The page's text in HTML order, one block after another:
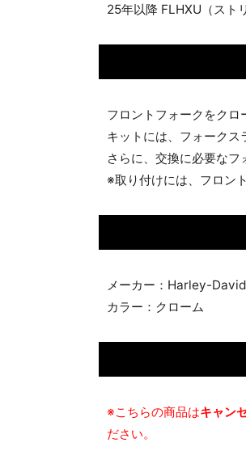
25年以降 FLHXU（スト
フロントフォークをクロ
キットには、フォークス
さらに、交換に必要なフ
※取り付けには、フロン
メーカー：Harley-
カラー：クローム
※こちらの商品はキャン
ださい。